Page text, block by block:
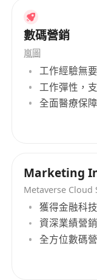
數碼營銷
嵐圖
工作經驗無
工作彈性，
全面醫療保
Marketing
Metaverse
獲得金融科
資深業績營
全方位數碼